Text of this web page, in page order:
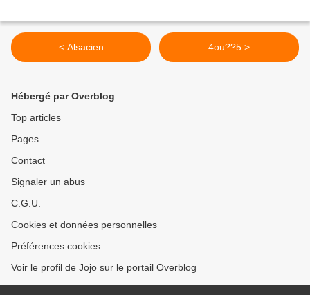
< Alsacien 4ou??5 >
Hébergé par Overblog
Top articles
Pages
Contact
Signaler un abus
C.G.U.
Cookies et données personnelles
Préférences cookies
Voir le profil de Jojo sur le portail Overblog